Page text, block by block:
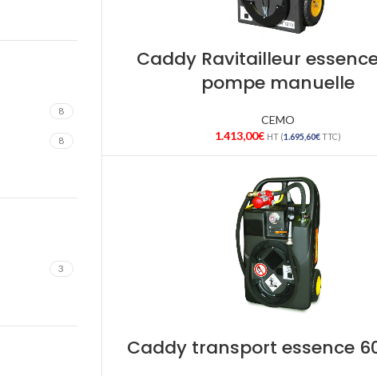
8
8
3
Caddy Ravitailleur
pompe manuelle
CEMO
1.413,00€ HT (1.695,60€TTC)
Caddy transport essence